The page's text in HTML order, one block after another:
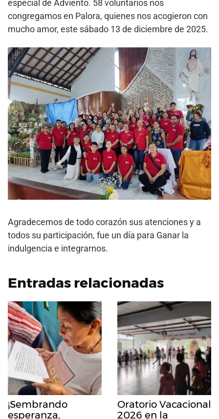
especial de Adviento. 58 voluntarios nos
congregamos en Palora, quienes nos acogieron con
mucho amor, este sábado 13 de diciembre de 2025.
Agradecemos de todo corazón sus atenciones y a
todos su participación, fue un día para Ganar la
indulgencia e integrarnos.
Entradas relacionadas
¡Sembrando
esperanza,
Oratorio Vacacional
2026 en la